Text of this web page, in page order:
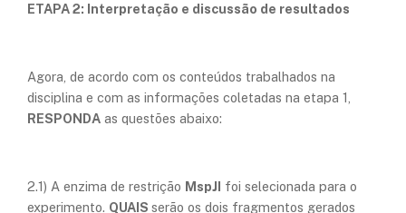
ETAPA 2: Interpretação e discussão de resultados
Agora, de acordo com os conteúdos trabalhados na
disciplina e com as informações coletadas na etapa 1,
RESPONDA as questões abaixo:
2.1) A enzima de restrição MspJI foi selecionada para o
experimento. QUAIS serão os dois fragmentos gerados